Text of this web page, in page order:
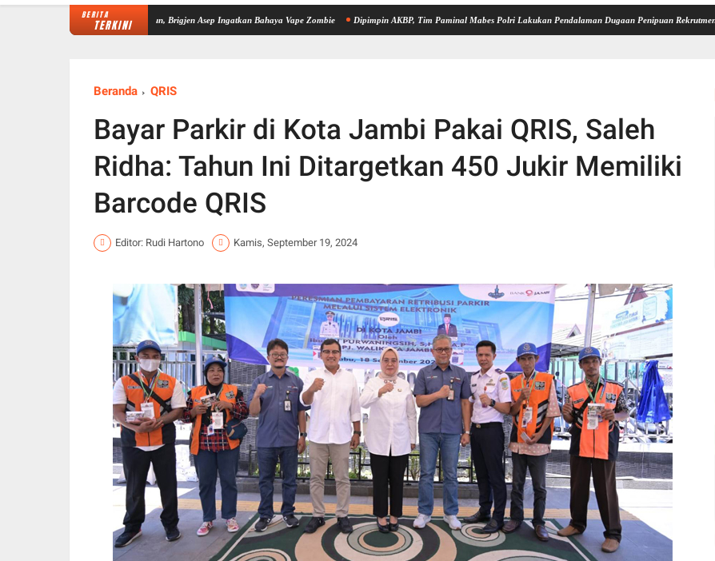
BERITA
TERKINI
Sinergi P4GN di Sarolangun, Brigjen Asep Ingatkan Bahaya Vape Zombie Dipimpin AKBP, Tim Paminal Mabes Polri Lakukan Pendalaman Dugaan Penipuan Rekrutmen Bintara
Beranda QRIS
Bayar Parkir di Kota Jambi Pakai QRIS, Saleh
Ridha: Tahun Ini Ditargetkan 450 Jukir Memiliki
Barcode QRIS
Editor: Rudi Hartono Kamis, September 19, 2024